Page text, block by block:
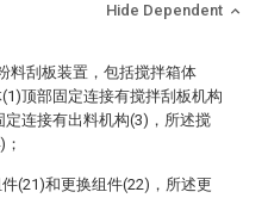
Hide Dependent
料刮板装置，包括搅拌箱体
顶部固定连接有搅拌刮板机构
连接有出料机构(3)，所述搅
(21)和更换组件(22)，所述更